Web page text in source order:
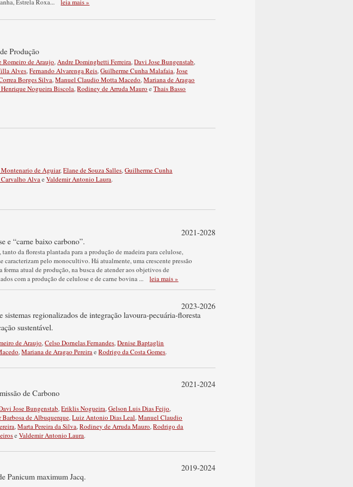
,Estrela Roxa... leia mais »
Produção
Romeiro de Araujo,Andre Dominghetti Ferreira,Davi Jose Bungenstab,
Alves,Fernando Alvarenga Reis,Guilherme Cunha Malafaia,Jose
Borges Silva,Manuel Claudio Motta Macedo,Mariana de Aragao
Nogueira Biscola,Rodiney de Arruda Mauro eThais Basso
de Aguiar,Elane de Souza Salles,Guilherme Cunha
AlvaeValdemir Antonio Laura.
e “carne baixo carbono”.
2021-2028
da floresta plantada para a produção de madeira para celulose,
caracterizam pelo monocultivo. Há atualmente, uma crescente pressão
forma atual de produção, na busca de atender aos objetivos de
com a produção de celulose e de carne bovina ... leia mais »
sistemas regionalizados de integração lavoura-pecuária-floresta
sustentável.
2023-2026
de Araujo,Celso Dornelas Fernandes,Denise Baptaglin
,Mariana de Aragao PereiraeRodrigo da Costa Gomes.
de Carbono
2021-2024
Jose Bungenstab,Eriklis Nogueira,Gelson Luis Dias Feijo,
de Albuquerque,Luiz Antonio Dias Leal,Manuel Claudio
,Marta Pereira da Silva,Rodiney de Arruda Mauro,Rodrigo da
eValdemir Antonio Laura.
Panicum maximum Jacq.
2019-2024